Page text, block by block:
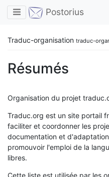
Toggle navigation
Postorius
Traduc-organisation traduc-
Résumés
Organisation du projet
Traduc.org est un site portail
faciliter et coordonner les
documentation et
promouvoir l'emploi de la
libres.